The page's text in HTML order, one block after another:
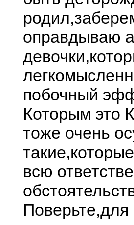
оправдываю
побочный
Которым это
тоже очень
всю